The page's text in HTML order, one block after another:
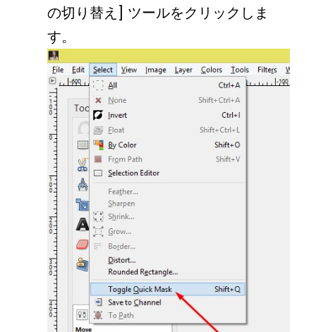
の切り替え] ツールをクリックしま
す。